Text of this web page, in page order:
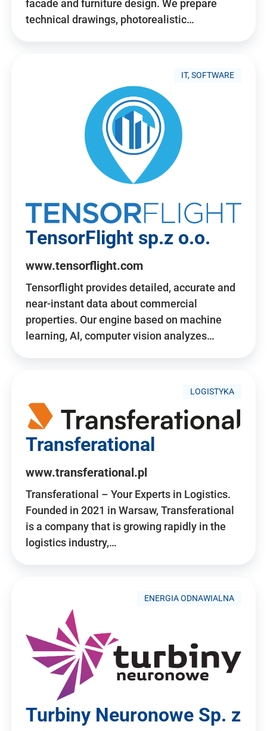
facade and furniture design. We prepare
technical drawings, photorealistic…
IT, SOFTWARE
TensorFlight sp.z o.o.
www.tensorflight.com
Tensorflight provides detailed, accurate and
near-instant data about commercial
properties. Our engine based on machine
learning, AI, computer vision analyzes…
LOGISTYKA
Transferational
www.transferational.pl
Transferational – Your Experts in Logistics.
Founded in 2021 in Warsaw, Transferational
is a company that is growing rapidly in the
logistics industry,…
ENERGIA ODNAWIALNA
Turbiny Neuronowe Sp. z